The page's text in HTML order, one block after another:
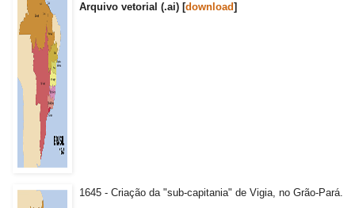
Arquivo vetorial (.ai) [download]
1645 - Criação da "sub-capitania" de Vigia, no Grão-Pará.